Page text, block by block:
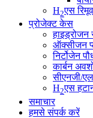
H2एस
प्रोजेक्ट केस
ऑक्सीजन
निर्टोजेन
कार्बन
सीएनजी/
H2एस
समाचार
हमसे संपर्क करें